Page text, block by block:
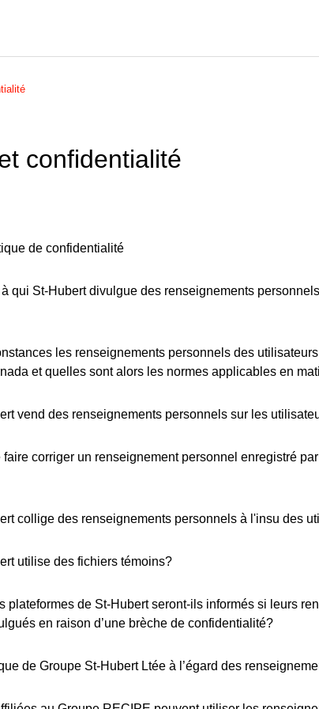
confidentialité
de confidentialité
qui St-Hubert divulgue des renseignements
les renseignements personnels des
et quelles sont alors les normes applicables en
vend des renseignements personnels sur les
faire corriger un renseignement personnel enregistré
collige des renseignements personnels à l'insu des
utilise des fichiers témoins?
plateformes de St-Hubert seront-ils informés si leurs
en raison d’une brèche de confidentialité?
de Groupe St-Hubert Ltée à l’égard des